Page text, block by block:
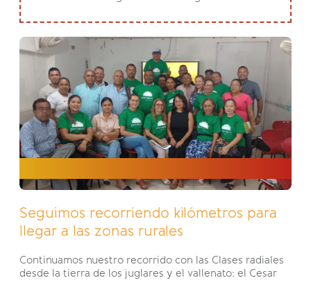
Seguimos recorriendo kilómetros para
llegar a las zonas rurales
Continuamos nuestro recorrido con las Clases radiales
desde la tierra de los juglares y el vallenato: el Cesar